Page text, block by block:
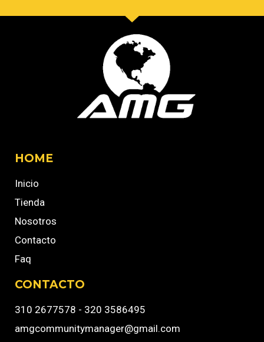
HOME
Inicio
Tienda
Nosotros
Contacto
Faq
CONTACTO
310 2677578 - 320 3586495
amgcommunitymanager@gmail.com